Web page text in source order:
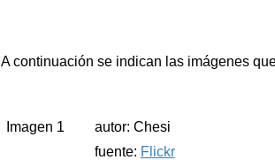
A continuación se indican las imágenes
Imagen 1
autor: Chesi
fuente: Flickr